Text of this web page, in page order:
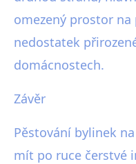
omezený prostor
nedostatek
domácnostech.
Závěr
Pěstování bylinek
mít po ruce čerstvé